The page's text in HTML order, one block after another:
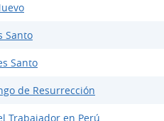
Santo
Santo
de Resurrección
Trabajador en Perú